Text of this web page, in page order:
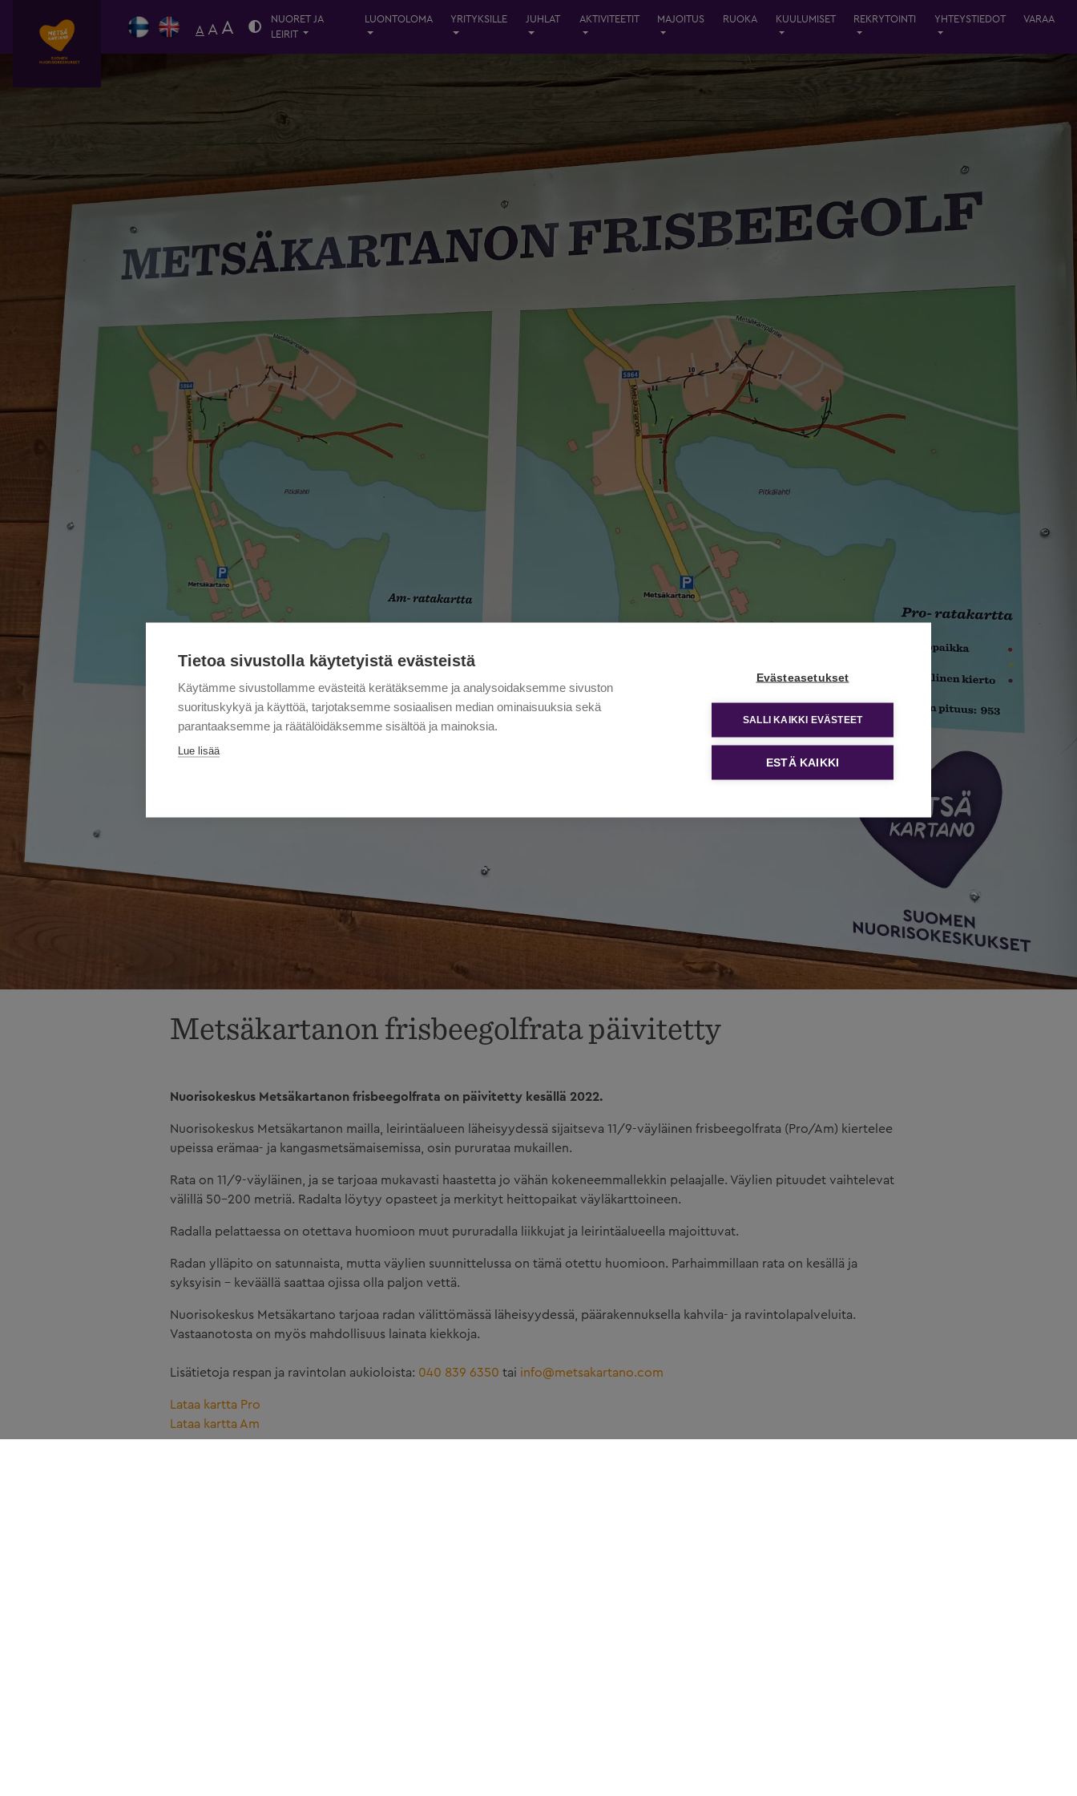
Tietoa sivustolla käytetyistä evästeistä
Käytämme sivustollamme evästeitä kerätäksemme ja analysoidaksemme sivuston
suorituskykyä ja käyttöä, tarjotaksemme sosiaalisen median ominaisuuksia sekä
parantaaksemme ja räätälöidäksemme sisältöä ja mainoksia.
Lue lisää
Evästeasetukset
SALLI KAIKKI EVÄSTEET
ESTÄ KAIKKI
A A A
NUORET JA
LEIRIT
LUONTOLOMA YRITYKSILLE JUHLAT AKTIVITEETIT MAJOITUS RUOKA KUULUMISET REKRYTOINTI YHTEYSTIEDOT VARAA
Metsäkartanon frisbeegolfrata päivitetty
Nuorisokeskus Metsäkartanon frisbeegolfrata on päivitetty kesällä 2022.
Nuorisokeskus Metsäkartanon mailla, leirintäalueen läheisyydessä sijaitseva 11/9-väyläinen frisbeegolfrata (Pro/Am) kiertelee
upeissa erämaa- ja kangasmetsämaisemissa, osin pururataa mukaillen.
Rata on 11/9-väyläinen, ja se tarjoaa mukavasti haastetta jo vähän kokeneemmallekkin pelaajalle. Väylien pituudet vaihtelevat
välillä 50-200 metriä. Radalta löytyy opasteet ja merkityt heittopaikat väyläkarttoineen.
Radalla pelattaessa on otettava huomioon muut pururadalla liikkujat ja leirintäalueella majoittuvat.
Radan ylläpito on satunnaista, mutta väylien suunnittelussa on tämä otettu huomioon. Parhaimmillaan rata on kesällä ja
syksyisin - keväällä saattaa ojissa olla paljon vettä.
Nuorisokeskus Metsäkartano tarjoaa radan välittömässä läheisyydessä, päärakennuksella kahvila- ja ravintolapalveluita.
Vastaanotosta on myös mahdollisuus lainata kiekkoja.
Lisätietoja respan ja ravintolan aukioloista: 040 839 6350 tai info@metsakartano.com
Lataa kartta Pro
Lataa kartta Am